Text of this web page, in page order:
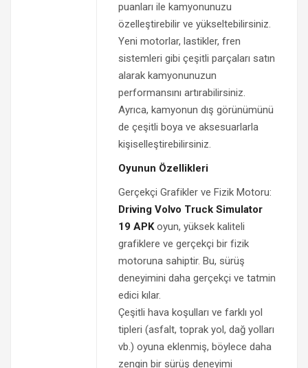
puanları ile kamyonunuzu
özelleştirebilir ve yükseltebilirsiniz.
Yeni motorlar, lastikler, fren
sistemleri gibi çeşitli parçaları satın
alarak kamyonunuzun
performansını artırabilirsiniz.
Ayrıca, kamyonun dış görünümünü
de çeşitli boya ve aksesuarlarla
kişiselleştirebilirsiniz.
Oyunun Özellikleri
Gerçekçi Grafikler ve Fizik Motoru:
Driving Volvo Truck Simulator
19 APKoyun, yüksek kaliteli
grafiklere ve gerçekçi bir fizik
motoruna sahiptir. Bu, sürüş
deneyimini daha gerçekçi ve tatmin
edici kılar.
Çeşitli hava koşulları ve farklı yol
tipleri (asfalt, toprak yol, dağ yolları
vb.) oyuna eklenmiş, böylece daha
zengin bir sürüş deneyimi